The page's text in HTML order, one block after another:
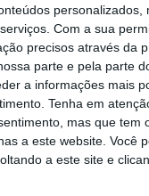
Com a sua
precisos através da
parte e pela parte
a informações mais
Tenha em
mas que
a este website. Você
a este site e